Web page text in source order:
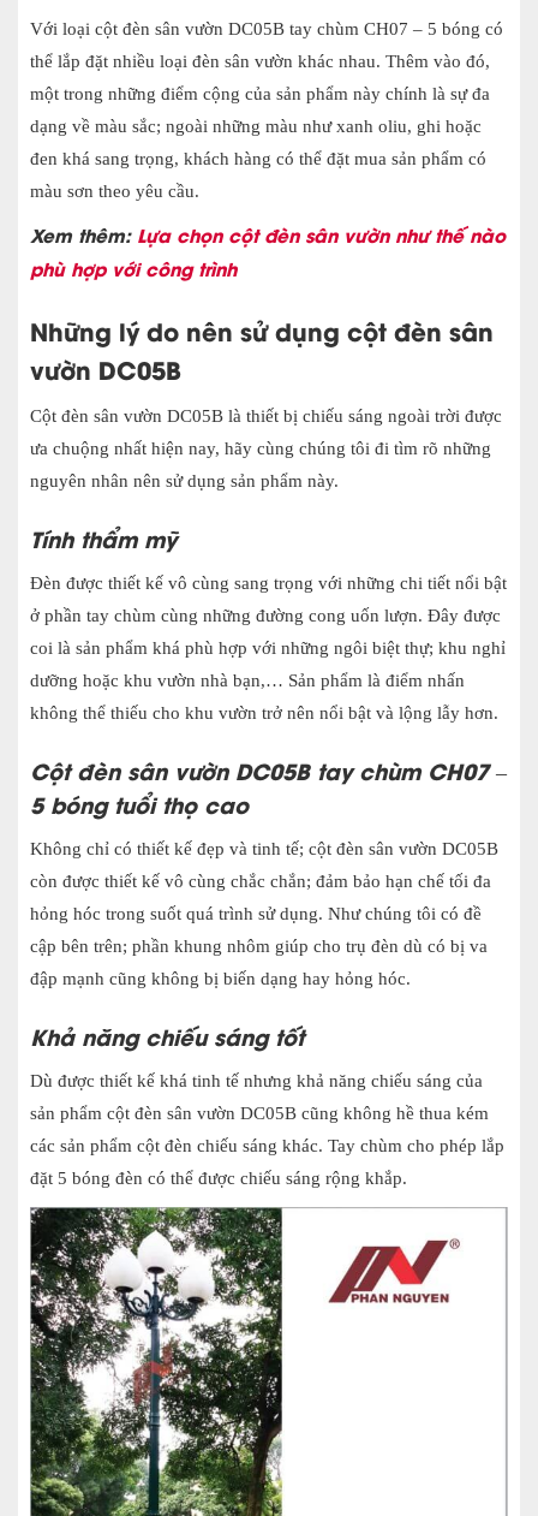
Với loại cột đèn sân vườn DC05B tay chùm CH07 – 5 bóng có
thể lắp đặt nhiều loại đèn sân vườn khác nhau. Thêm vào đó,
một trong những điểm cộng của sản phẩm này chính là sự đa
dạng về màu sắc; ngoài những màu như xanh oliu, ghi hoặc
đen khá sang trọng, khách hàng có thể đặt mua sản phẩm có
màu sơn theo yêu cầu.
Xem thêm: Lựa chọn cột đèn sân vườn như thế nào
phù hợp với công trình
Những lý do nên sử dụng cột đèn sân
vườn DC05B
Cột đèn sân vườn DC05B là thiết bị chiếu sáng ngoài trời được
ưa chuộng nhất hiện nay, hãy cùng chúng tôi đi tìm rõ những
nguyên nhân nên sử dụng sản phẩm này.
Tính thẩm mỹ
Đèn được thiết kế vô cùng sang trọng với những chi tiết nổi bật
ở phần tay chùm cùng những đường cong uốn lượn. Đây được
coi là sản phẩm khá phù hợp với những ngôi biệt thự; khu nghỉ
dưỡng hoặc khu vườn nhà bạn,… Sản phẩm là điểm nhấn
không thể thiếu cho khu vườn trở nên nổi bật và lộng lẫy hơn.
Cột đèn sân vườn DC05B tay chùm CH07 –
5 bóng tuổi thọ cao
Không chỉ có thiết kế đẹp và tinh tế; cột đèn sân vườn DC05B
còn được thiết kế vô cùng chắc chắn; đảm bảo hạn chế tối đa
hỏng hóc trong suốt quá trình sử dụng. Như chúng tôi có đề
cập bên trên; phần khung nhôm giúp cho trụ đèn dù có bị va
đập mạnh cũng không bị biến dạng hay hỏng hóc.
Khả năng chiếu sáng tốt
Dù được thiết kế khá tinh tế nhưng khả năng chiếu sáng của
sản phẩm cột đèn sân vườn DC05B cũng không hề thua kém
các sản phẩm cột đèn chiếu sáng khác. Tay chùm cho phép lắp
đặt 5 bóng đèn có thể được chiếu sáng rộng khắp.